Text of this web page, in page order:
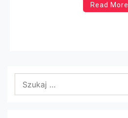
w 1803 roku natomiastRead More